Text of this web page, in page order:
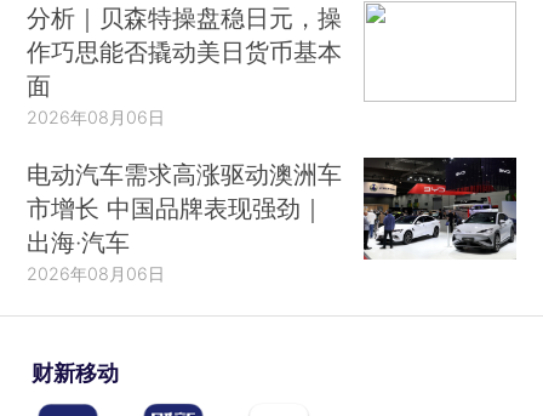
分析｜贝森特操盘稳日元，操
作巧思能否撬动美日货币基本
面
2026年08月06日
电动汽车需求高涨驱动澳洲车
市增长 中国品牌表现强劲｜
出海·汽车
2026年08月06日
财新移动